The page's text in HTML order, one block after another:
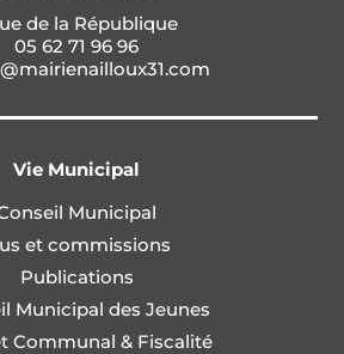
de la République
05 62 71 96 96
Vie Municipal
Municipal
et commissions
Publications
Municipal des Jeunes
Communal & Fiscalité